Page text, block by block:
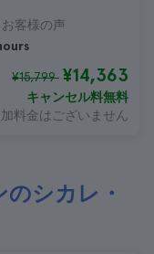
客様の声
¥15,799 ¥14,363
キャンセル料無料
料金はございません
シカレ・